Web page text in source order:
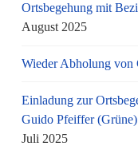
Ortsbegehung mit
August 2025
Wieder Abholung von
Einladung zur
Guido Pfeiffer
Juli 2025